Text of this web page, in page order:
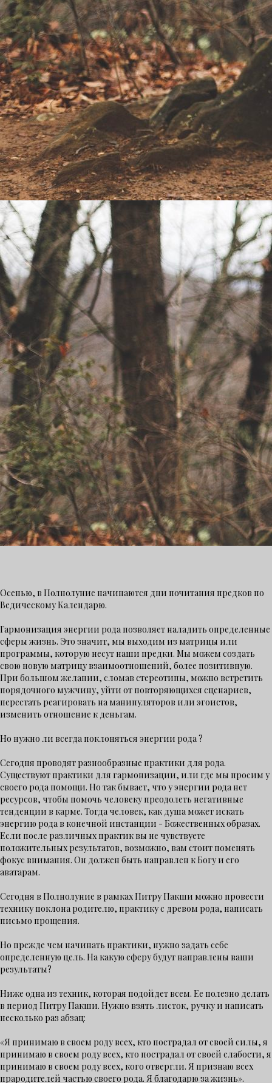
Осенью, в Полнолуние начинаются дни почитания предков по
Ведическому Календарю.
Гармонизация энергии рода позволяет наладить определенные
сферы жизнь. Это значит, мы выходим из матрицы или
программы, которую несут наши предки. Мы можем создать
свою новую матрицу взаимоотношений, более позитивную.
При большом желании, сломав стереотипы, можно встретить
порядочного мужчину, уйти от повторяющихся сценариев,
перестать реагировать на манипуляторов или эгоистов,
изменить отношение к деньгам.
Но нужно ли всегда поклоняться энергии рода ?
Сегодня проводят разнообразные практики для рода.
Существуют практики для гармонизации, или где мы просим у
своего рода помощи. Но так бывает, что у энергии рода нет
ресурсов, чтобы помочь человеку преодолеть негативные
тенденции в карме. Тогда человек, как душа может искать
энергию рода в конечной инстанции - Божественных образах.
Если после различных практик вы не чувствуете
положительных результатов, возможно, вам стоит поменять
фокус внимания. Он должен быть направлен к Богу и его
аватарам.
Сегодня в Полнолуние в рамках Питру Пакши можно провести
технику поклона родителю, практику с древом рода, написать
письмо прощения.
Но прежде чем начинать практики, нужно задать себе
определенную цель. На какую сферу будут направлены ваши
результаты?
Ниже одна из техник, которая подойдет всем. Ее полезно делать
в период Питру Пакши. Нужно взять листок, ручку и написать
несколько раз абзац:
«Я принимаю в своем роду всех, кто пострадал от своей силы, я
принимаю в своем роду всех, кто пострадал от своей слабости, я
принимаю в своем роду всех, кого отвергли. Я признаю всех
прародителей частью своего рода. Я благодарю за жизнь».